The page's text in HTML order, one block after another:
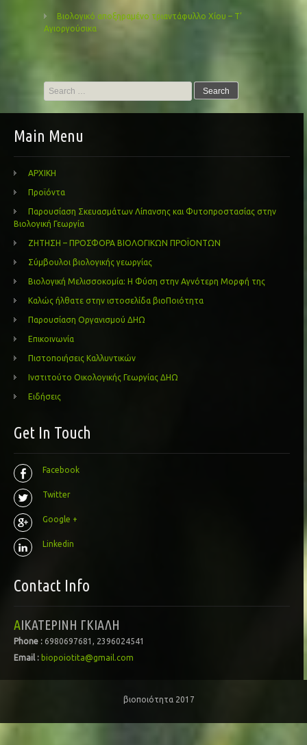
Βιολογικό αποξηραμένο τριαντάφυλλο Χίου – Τ’
Αγιοργούσικα
Search
for:
Main Menu
ΑΡΧΙΚΗ
Προϊόντα
Παρουσίαση Σκευασμάτων Λίπανσης και Φυτοπροστασίας στην
Βιολογική Γεωργία
ΖΗΤΗΣΗ – ΠΡΟΣΦΟΡΑ ΒΙΟΛΟΓΙΚΩΝ ΠΡΟΪΟΝΤΩΝ
Σύμβουλοι βιολογικής γεωργίας
Βιολογική Μελισσοκομία: Η Φύση στην Αγνότερη Μορφή της
Καλώς ήλθατε στην ιστοσελίδα βιοΠοιότητα
Παρουσίαση Οργανισμού ΔΗΩ
Επικοινωνία
Πιστοποιήσεις Καλλυντικών
Ινστιτούτο Οικολογικής Γεωργίας ΔΗΩ
Ειδήσεις
Get In Touch
Facebook
Twitter
Google +
Linkedin
Contact Info
ΑΙΚΑΤΕΡΙΝΗ ΓΚΙΑΛΗ
Phone : 6980697681, 2396024541
Email : biopoiotita@gmail.com
βιοποιότητα 2017